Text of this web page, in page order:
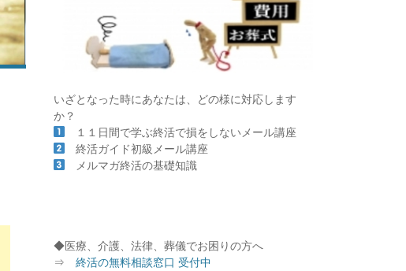
いざとなった時にあなたは、どの様に対応します
か？
１１日間で学ぶ終活で損をしないメール講座
終活ガイド初級メール講座
メルマガ終活の基礎知識
◆医療、介護、法律、葬儀でお困りの方へ
⇒ 終活の無料相談窓口 受付中